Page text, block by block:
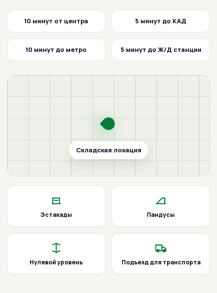
10 минут от центра 5 минут до КАД
10 минут до метро 5 минут до Ж/Д станции
Складская локация
Эстакады Пандусы
Нулевой уровень Подъезд для транспорта